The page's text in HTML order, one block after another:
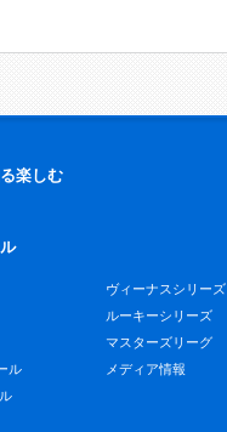
楽しむ
ル
ヴィーナスシリーズ
ルーキーシリーズ
マスターズリーグ
メディア情報